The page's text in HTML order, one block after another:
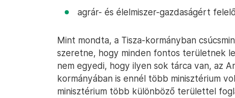
agrár- és élelmiszer-gazdaságért
Mint mondta, a Tisza-kormányban
szeretne, hogy minden fontos területnek
nem egyedi, hogy ilyen sok tárca van, az
kormányában is ennél több minisztérium
minisztérium több különböző területtel